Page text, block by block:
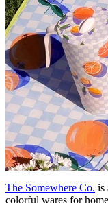
The Somewhere Co. is
colorful wares for